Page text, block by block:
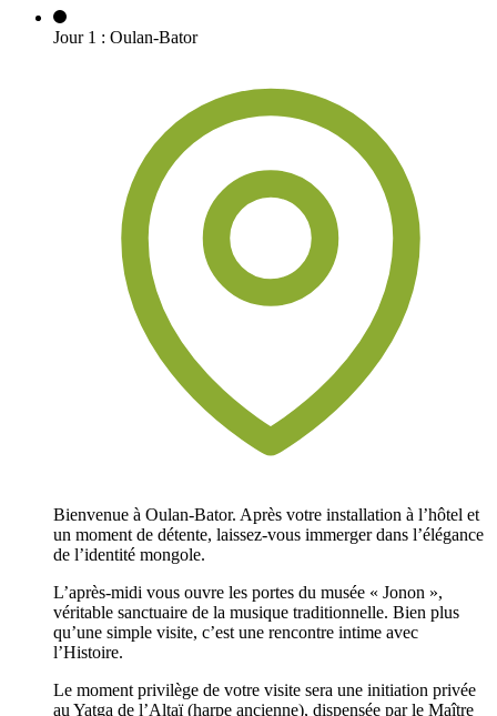
Jour 1 : Oulan-Bator
Bienvenue à Oulan-Bator. Après votre installation à l’hôtel et
un moment de détente, laissez-vous immerger dans l’élégance
de l’identité mongole.
L’après-midi vous ouvre les portes du musée « Jonon »,
véritable sanctuaire de la musique traditionnelle. Bien plus
qu’une simple visite, c’est une rencontre intime avec
l’Histoire.
Le moment privilège de votre visite sera une initiation privée
au Yatga de l’Altaï (harpe ancienne), dispensée par le Maître